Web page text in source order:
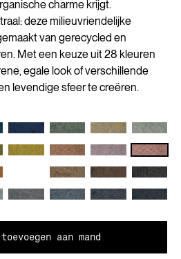
charme krijgt.
deze milieuvriendelijke
van gerecycled en
Met een keuze uit 28 kleuren
egale look of verschillende
levendige sfeer te creëren.
aan mand